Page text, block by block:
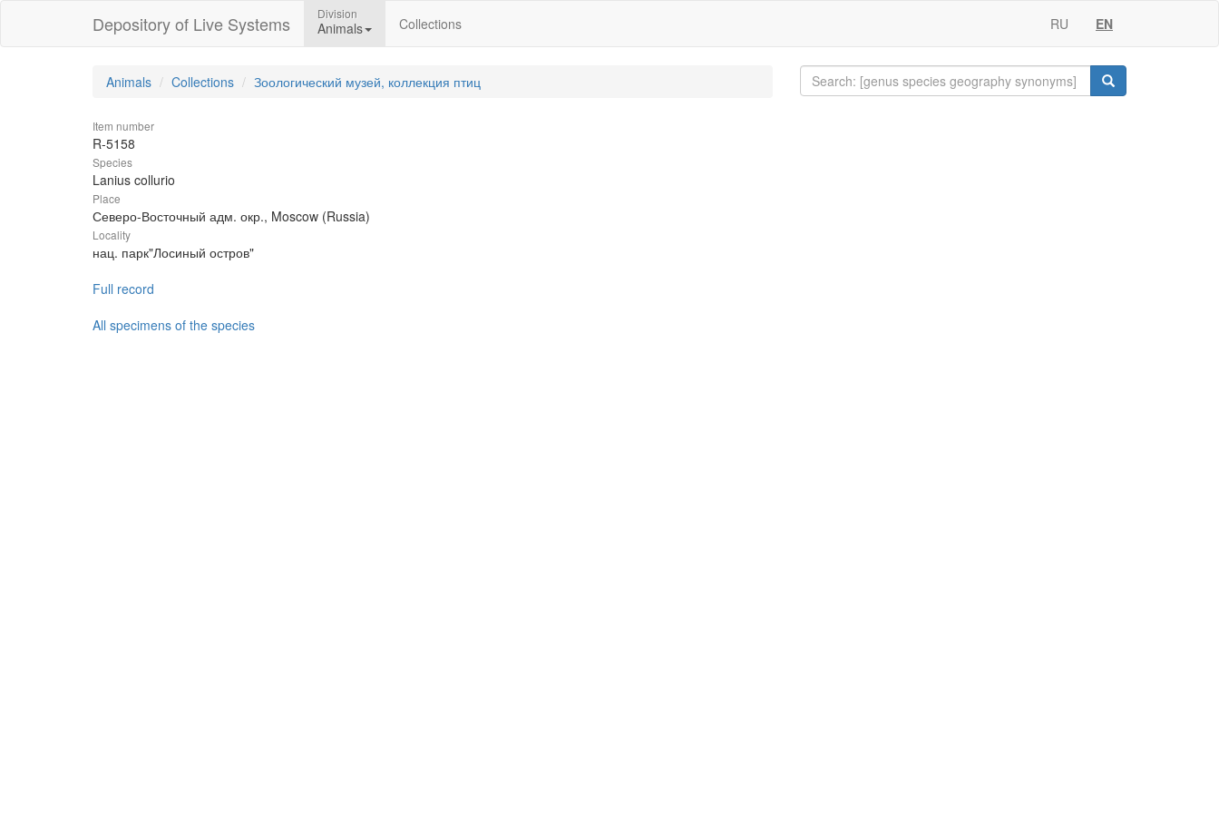
Depository of Live Systems Division
Animals Collections RU EN
Animals Collections Зоологический музей, коллекция птиц
Item number
R-5158
Species
Lanius collurio
Place
Северо-Восточный адм. окр., Moscow (Russia)
Locality
нац. парк"Лосиный остров"
Full record
All specimens of the species